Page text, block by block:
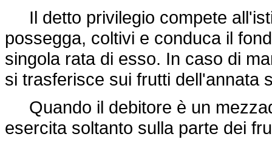
Il detto privilegio compete
possegga, coltivi e conduca il
singola rata di esso. In caso di
si trasferisce sui frutti dell'annata
Quando il debitore è un
esercita soltanto sulla parte dei